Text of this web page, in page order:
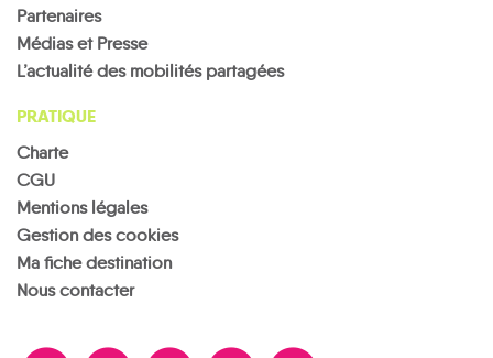
Partenaires
Médias et Presse
L’actualité des mobilités partagées
PRATIQUE
Charte
CGU
Mentions légales
Gestion des cookies
Ma fiche destination
Nous contacter